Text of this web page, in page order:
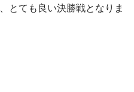
とても良い決勝戦となりま